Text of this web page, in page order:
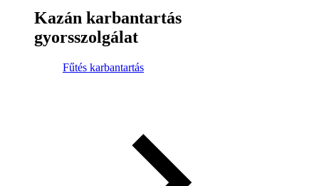
Kazán karbantartás
gyorsszolgálat
Fűtés karbantartás